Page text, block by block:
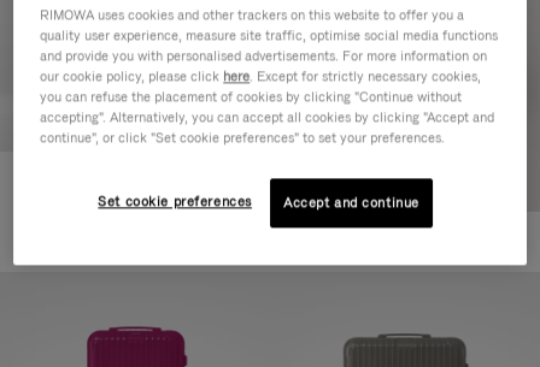
RIMOWA uses cookies and other trackers on this website to offer you a
quality user experience, measure site traffic, optimise social media functions
and provide you with personalised advertisements. For more information on
our cookie policy, please click here. Except for strictly necessary cookies,
you can refuse the placement of cookies by clicking "Continue without
accepting". Alternatively, you can accept all cookies by clicking "Accept and
continue", or click "Set cookie preferences" to set your preferences.
Set cookie preferences Accept and continue